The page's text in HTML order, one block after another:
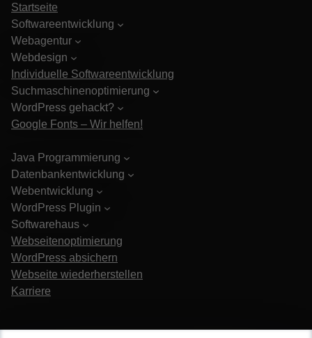
Startseite
Softwareentwicklung
Webagentur
Webdesign
Individuelle Softwareentwicklung
Suchmaschinenoptimierung
WordPress gehackt?
Google Fonts – Wir helfen!
Java Programmierung
Datenbankentwicklung
Webentwicklung
WordPress Plugin
Softwarehaus
Webseitenoptimierung
WordPress absichern
Webseite wiederherstellen
Karriere